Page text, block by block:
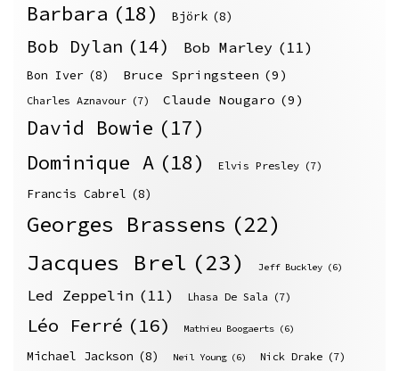
Barbara (18) Björk (8)
Bob Dylan (14) Bob Marley (11)
Bon Iver (8) Bruce Springsteen (9)
Charles Aznavour (7) Claude Nougaro (9)
David Bowie (17)
Dominique A (18) Elvis Presley (7)
Francis Cabrel (8)
Georges Brassens (22)
Jacques Brel (23) Jeff Buckley (6)
Led Zeppelin (11) Lhasa De Sala (7)
Léo Ferré (16) Mathieu Boogaerts (6)
Michael Jackson (8) Neil Young (6) Nick Drake (7)